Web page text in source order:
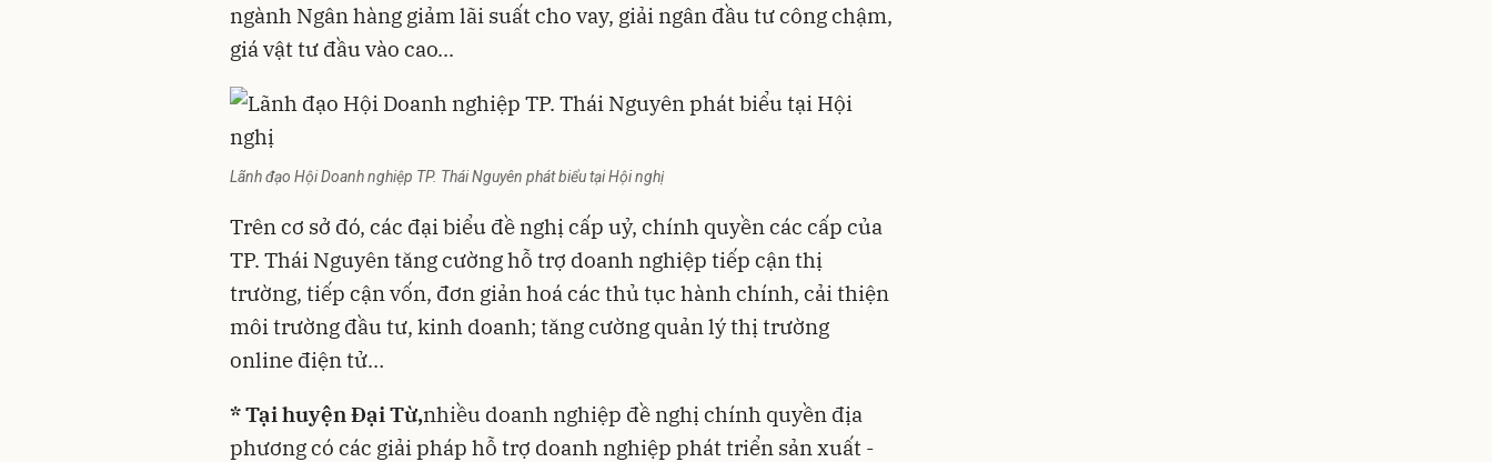
ngành Ngân hàng giảm lãi suất cho vay, giải ngân đầu tư công chậm,
giá vật tư đầu vào cao...
Lãnh đạo Hội Doanh nghiệp TP. Thái Nguyên phát biểu tại Hội nghị
Trên cơ sở đó, các đại biểu đề nghị cấp uỷ, chính quyền các cấp của
TP. Thái Nguyên tăng cường hỗ trợ doanh nghiệp tiếp cận thị
trường, tiếp cận vốn, đơn giản hoá các thủ tục hành chính, cải thiện
môi trường đầu tư, kinh doanh; tăng cường quản lý thị trường
online điện tử…
* Tại huyện Đại Từ,nhiều doanh nghiệp đề nghị chính quyền địa
phương có các giải pháp hỗ trợ doanh nghiệp phát triển sản xuất -